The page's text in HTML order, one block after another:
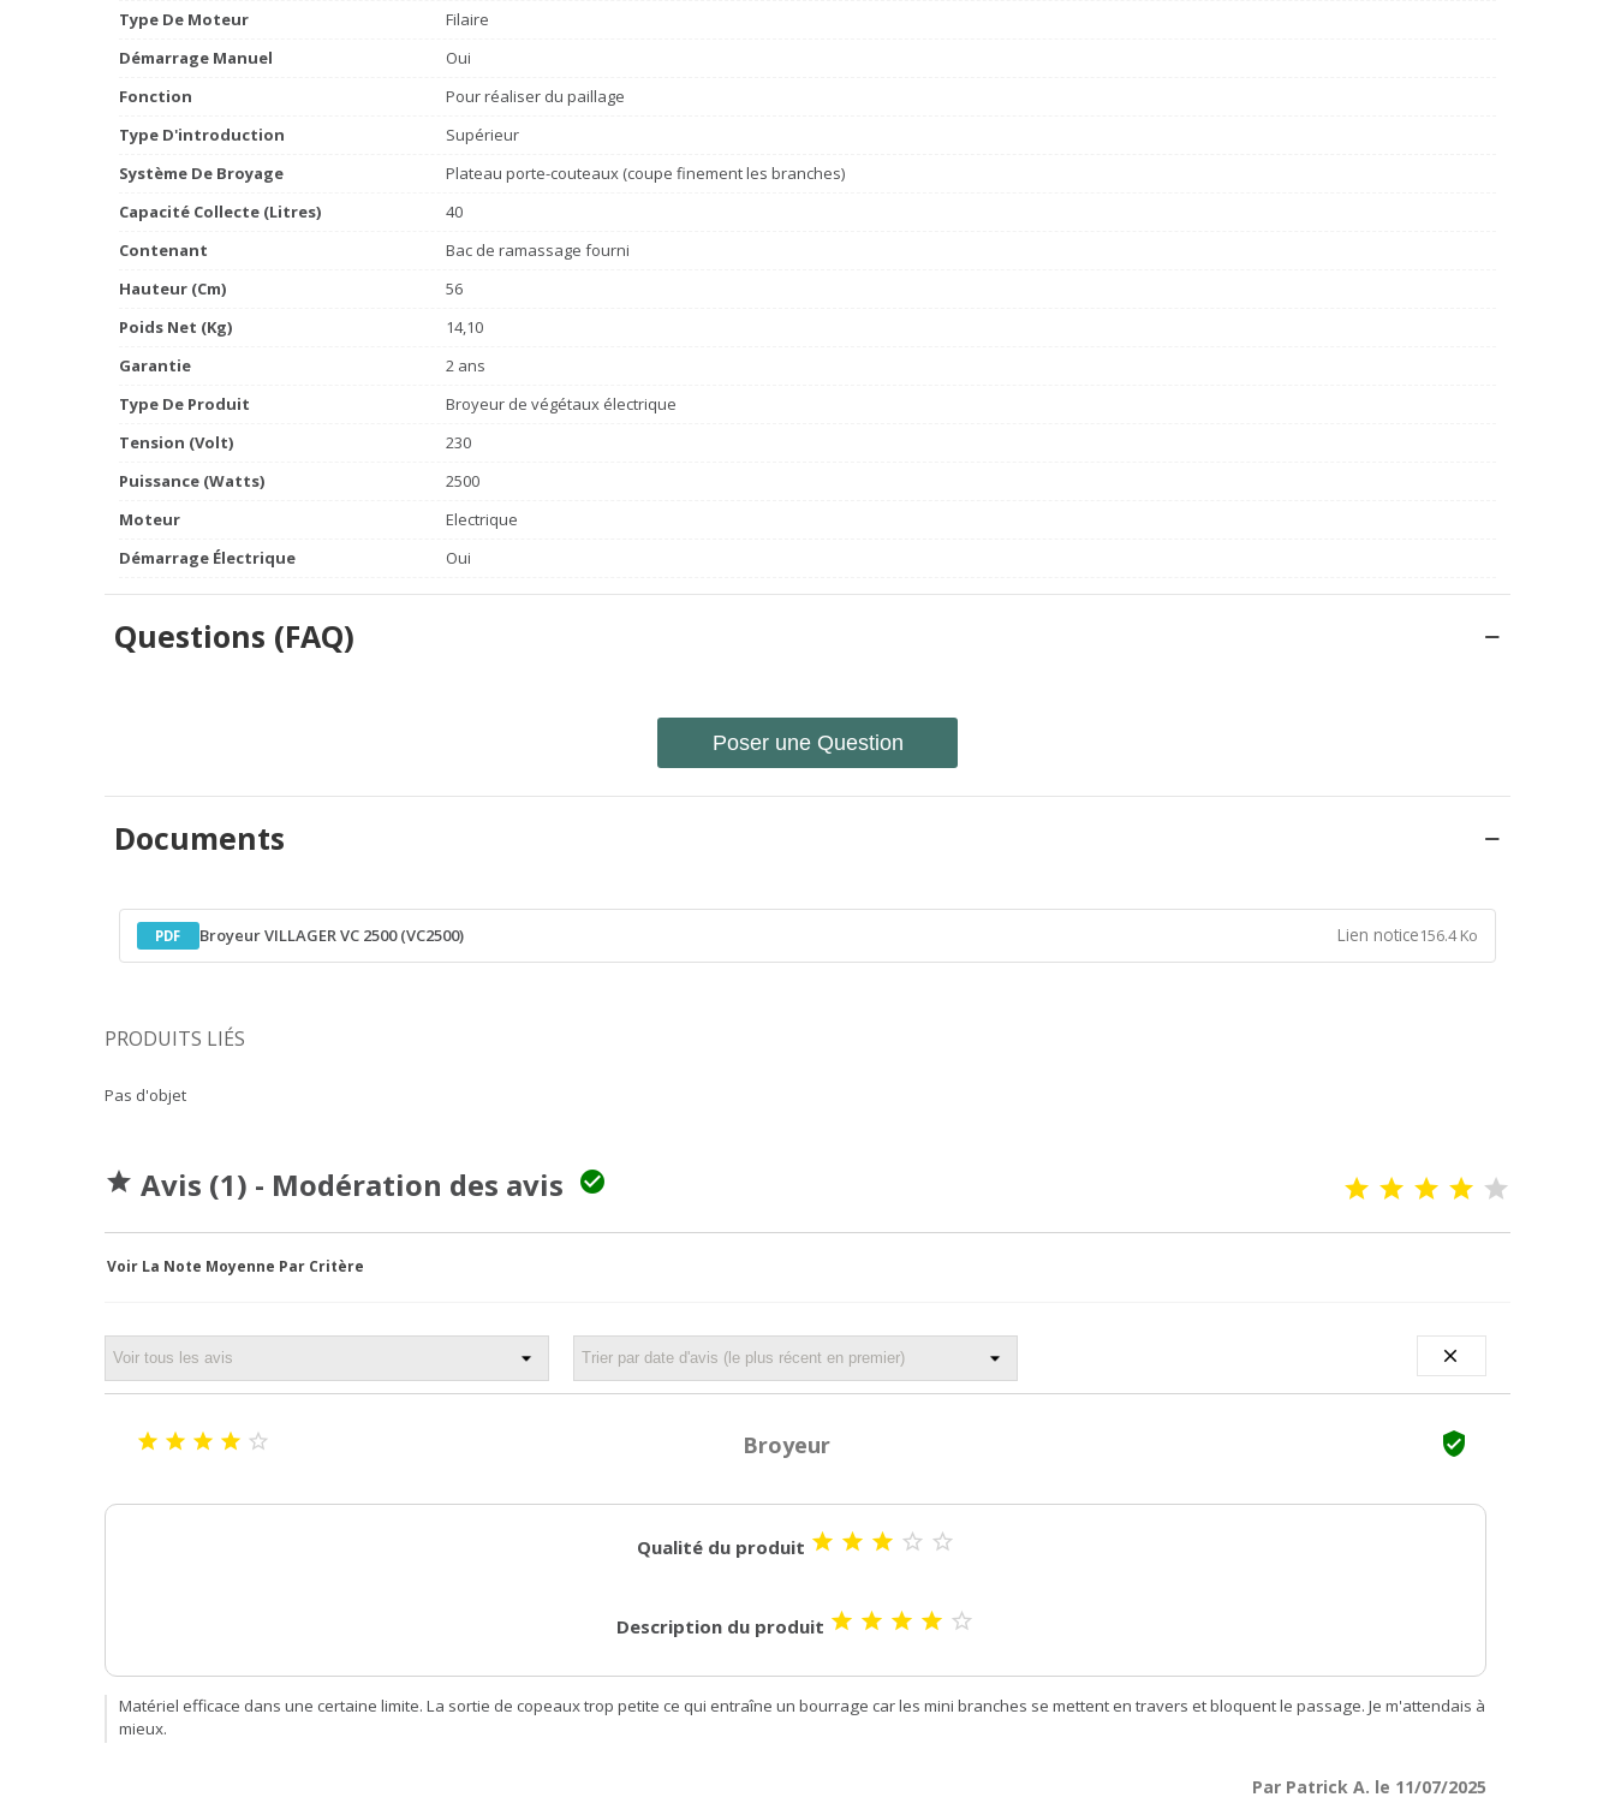
Type De Moteur
Filaire
Démarrage Manuel
Oui
Fonction
Pour réaliser du paillage
Type D'introduction
Supérieur
Système De Broyage
Plateau porte-couteaux (coupe finement les branches)
Capacité Collecte (litres)
40
Contenant
Bac de ramassage fourni
Hauteur (cm)
56
Poids Net (Kg)
14,10
Garantie
2 ans
Type De Produit
Broyeur de végétaux électrique
Tension (volt)
230
Puissance (watts)
2500
Moteur
Electrique
Démarrage Électrique
Oui
Questions (FAQ)
Poser une Question
Documents
PDF Broyeur VILLAGER VC 2500 (VC2500) Lien notice156.4 Ko
PRODUITS LIÉS
Pas d'objet
 Avis (1) - Modération des avis 
Voir La Note Moyenne Par Critère

     Broyeur 
Qualité du produit     
Description du produit     
Matériel efficace dans une certaine limite. La sortie de copeaux trop petite ce qui entraîne un bourrage car les mini branches se mettent en travers et bloquent le passage. Je m'attendais à
mieux.
Par Patrick A. le 11/07/2025